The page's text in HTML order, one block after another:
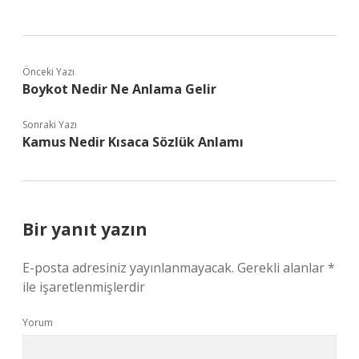
Önceki Yazı
Boykot Nedir Ne Anlama Gelir
Sonraki Yazı
Kamus Nedir Kısaca Sözlük Anlamı
Bir yanıt yazın
E-posta adresiniz yayınlanmayacak. Gerekli alanlar*
ile işaretlenmişlerdir
Yorum